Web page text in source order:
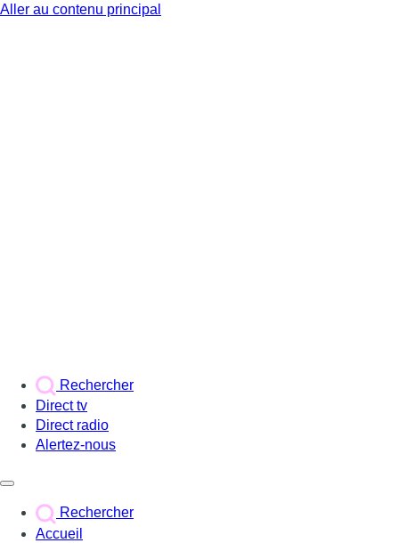
Aller au contenu principal
Rechercher
Direct tv
Direct radio
Alertez-nous
Rechercher
Accueil